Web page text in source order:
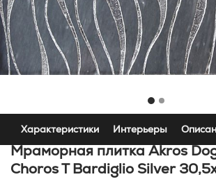
Характеристики Интерьеры
Мраморная плитка Akros
Choros T Bardiglio Silver